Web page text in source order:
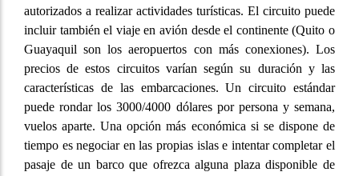
autorizados a realizar actividades turísticas. El circuito puede
incluir también el viaje en avión desde el continente (Quito o
Guayaquil son los aeropuertos con más conexiones). Los
precios de estos circuitos varían según su duración y las
características de las embarcaciones. Un circuito estándar
puede rondar los 3000/4000 dólares por persona y semana,
vuelos aparte. Una opción más económica si se dispone de
tiempo es negociar en las propias islas e intentar completar el
pasaje de un barco que ofrezca alguna plaza disponible de